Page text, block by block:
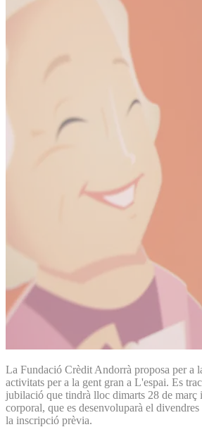
La Fundació Crèdit Andorrà proposa per a
activitats per a la gent gran a L'espai. Es
jubilació que tindrà lloc dimarts 28 de març
corporal, que es desenvoluparà el
la inscripció prèvia.